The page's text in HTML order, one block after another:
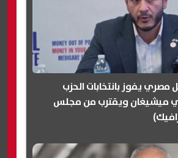
يفوز بانتخابات الحزب
ميشيغان ويقترب من مجلس